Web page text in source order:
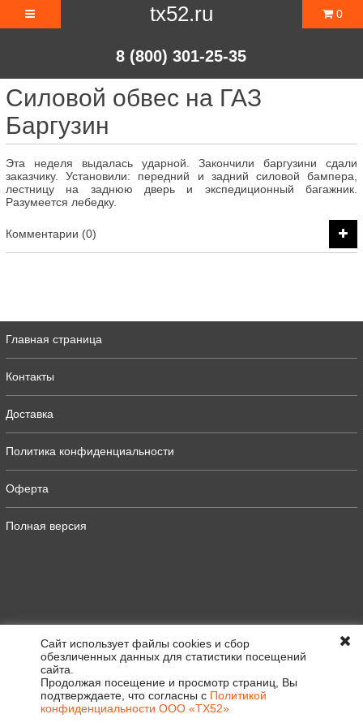
tx52.ru
8 (800) 301-25-35
0
Силовой обвес на ГАЗ
Баргузин
Эта неделя выдалась ударной. Закончили баргузини сдали
заказчику. Установили: передний и задний силовой бампера,
лестницу на заднюю дверь и экспедиционный багажник.
Разумеется лебедку.
Комментарии (0)
Главная страница
Контакты
Доставка
Политика конфиденциальности
Оферта
Полная версия
0
Сайт использует файлы cookies и сбор
обезличенных данных для статистики посещений
сайта.
Продолжая посещение и просмотр страниц, Вы
подтверждаете, что согласны с Политикой
конфиденциальности ООО «ТХ52»